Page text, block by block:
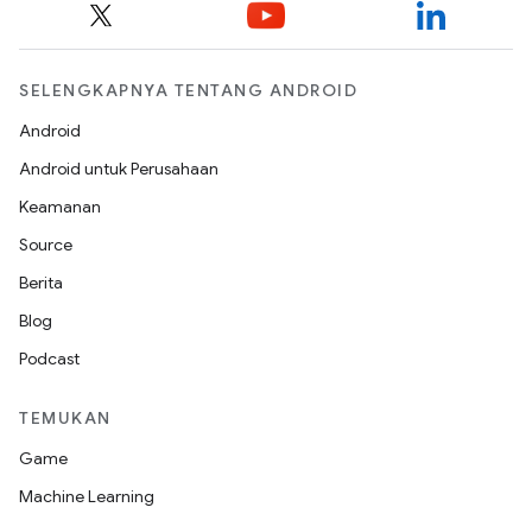
SELENGKAPNYA TENTANG ANDROID
Android
Android untuk Perusahaan
Keamanan
Source
Berita
Blog
Podcast
TEMUKAN
Game
Machine Learning